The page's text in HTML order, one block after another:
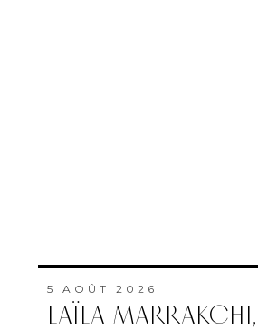
5 AOÛT 2026
LAÏLA